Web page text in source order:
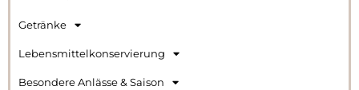
Getränke
Lebensmittelkonservierung
Besondere Anlässe & Saison